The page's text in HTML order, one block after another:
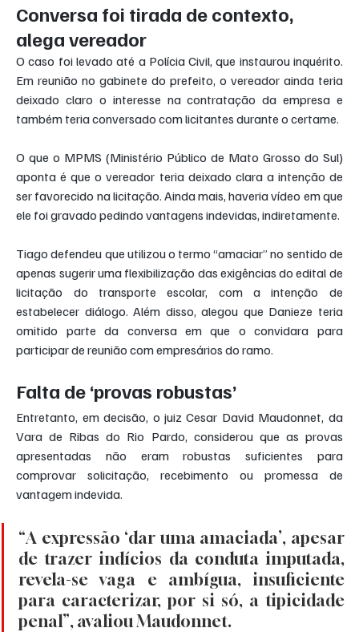
Conversa foi tirada de contexto,
alega vereador
O caso foi levado até a Polícia Civil, que instaurou inquérito.
Em reunião no gabinete do prefeito, o vereador ainda teria
deixado claro o interesse na contratação da empresa e
também teria conversado com licitantes durante o certame.
O que o MPMS (Ministério Público de Mato Grosso do Sul)
aponta é que o vereador teria deixado clara a intenção de
ser favorecido na licitação. Ainda mais, haveria vídeo em que
ele foi gravado pedindo vantagens indevidas, indiretamente.
Tiago defendeu que utilizou o termo “amaciar” no sentido de
apenas sugerir uma flexibilização das exigências do edital de
licitação do transporte escolar, com a intenção de
estabelecer diálogo. Além disso, alegou que Danieze teria
omitido parte da conversa em que o convidara para
participar de reunião com empresários do ramo.
Falta de ‘provas robustas’
Entretanto, em decisão, o juiz Cesar David Maudonnet, da
Vara de Ribas do Rio Pardo, considerou que as provas
apresentadas não eram robustas suficientes para
comprovar solicitação, recebimento ou promessa de
vantagem indevida.
“A expressão ‘dar uma amaciada’, apesar
de trazer indícios da conduta imputada,
revela-se vaga e ambígua, insuficiente
para caracterizar, por si só, a tipicidade
penal”, avaliou Maudonnet.